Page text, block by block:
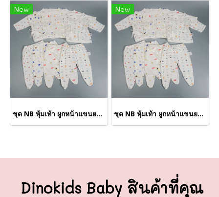
New
ชุด NB หุ้มเท้า ผูกหน้าแขนยาว M (ขายส่งเริ่มต้น 100 ชุด )
New
ชุด NB หุ้มเท้า ผูกหน้าแขนยาว S (ขายส่งเริ่มต้น 100 ชุด)
Dinokids Baby สินค้าที่คุณ